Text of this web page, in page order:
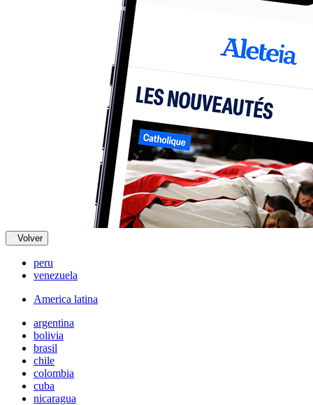
Volver
peru
venezuela
America latina
argentina
bolivia
brasil
chile
colombia
cuba
nicaragua